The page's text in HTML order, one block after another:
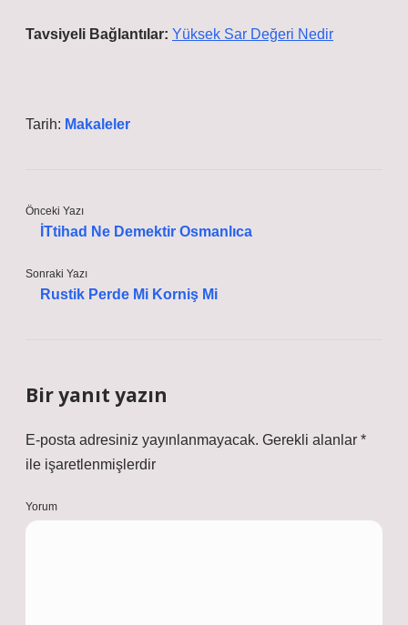
Tavsiyeli Bağlantılar: Yüksek Sar Değeri Nedir
Tarih: Makaleler
Önceki Yazı
İTtihad Ne Demektir Osmanlıca
Sonraki Yazı
Rustik Perde Mi Korniş Mi
Bir yanıt yazın
E-posta adresiniz yayınlanmayacak. Gerekli alanlar *
ile işaretlenmişlerdir
Yorum